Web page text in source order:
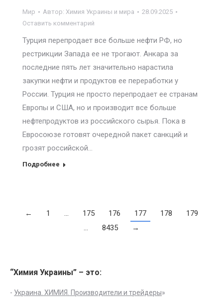
Мир Автор: Химия Украины и мира
28.09.2025
Оставить комментарий
Турция перепродает все больше нефти РФ, но
рестрикции Запада ее не трогают. Анкара за
последние пять лет значительно нарастила
закупки нефти и продуктов ее переработки у
России. Турция не просто перепродает ее странам
Европы и США, но и производит все больше
нефтепродуктов из российского сырья. Пока в
Евросоюзе готовят очередной пакет санкций и
грозят российской…
Подробнее
← 1 … 175 176 177 178
179
…
8435 →
“Химия Украины” – это:
- Украина. ХИМИЯ. Производители и трейдеры»